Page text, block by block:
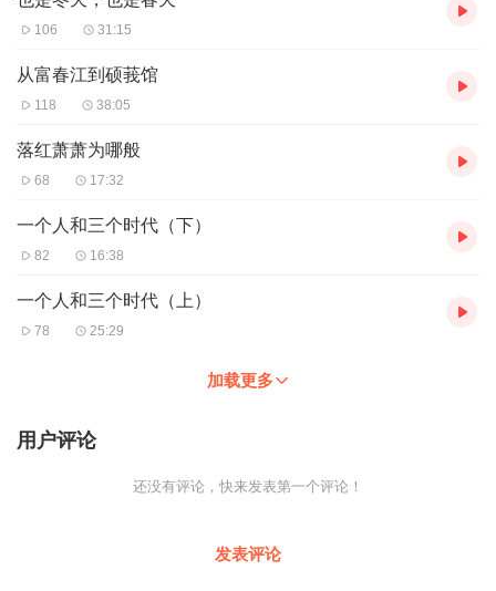
106 31:15
从富春江到硕莪馆
118 38:05
落红萧萧为哪般
68 17:32
一个人和三个时代（下）
82 16:38
一个人和三个时代（上）
78 25:29
加载更多
用户评论
还没有评论，快来发表第一个评论！
发表评论